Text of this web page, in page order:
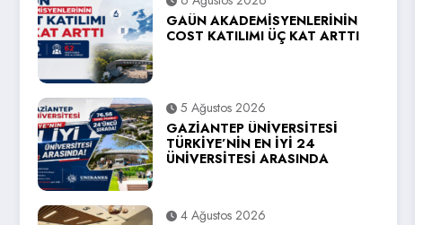
GAÜN AKADEMİSYENLERİNİN
COST KATILIMI ÜÇ KAT ARTTI
5 Ağustos 2026
GAZİANTEP ÜNİVERSİTESİ
TÜRKİYE’NİN EN İYİ 24
ÜNİVERSİTESİ ARASINDA
4 Ağustos 2026